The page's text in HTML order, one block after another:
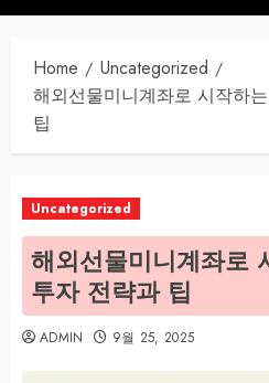
Menu
Home
Uncategorized
해외선물미니계좌로 시작하
팁
Uncategorized
해외선물미니계좌로
투자 전략과 팁
ADMIN 9월 25, 2025